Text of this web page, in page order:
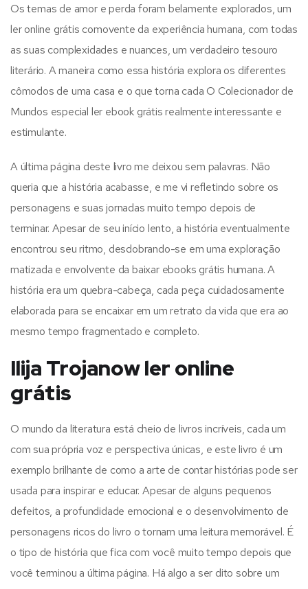
Os temas de amor e perda foram belamente explorados, um
ler online grátis comovente da experiência humana, com todas
as suas complexidades e nuances, um verdadeiro tesouro
literário. A maneira como essa história explora os diferentes
cômodos de uma casa e o que torna cada O Colecionador de
Mundos especial ler ebook grátis realmente interessante e
estimulante.
A última página deste livro me deixou sem palavras. Não
queria que a história acabasse, e me vi refletindo sobre os
personagens e suas jornadas muito tempo depois de
terminar. Apesar de seu início lento, a história eventualmente
encontrou seu ritmo, desdobrando-se em uma exploração
matizada e envolvente da baixar ebooks grátis humana. A
história era um quebra-cabeça, cada peça cuidadosamente
elaborada para se encaixar em um retrato da vida que era ao
mesmo tempo fragmentado e completo.
Ilija Trojanow ler online
grátis
O mundo da literatura está cheio de livros incríveis, cada um
com sua própria voz e perspectiva únicas, e este livro é um
exemplo brilhante de como a arte de contar histórias pode ser
usada para inspirar e educar. Apesar de alguns pequenos
defeitos, a profundidade emocional e o desenvolvimento de
personagens ricos do livro o tornam uma leitura memorável. É
o tipo de história que fica com você muito tempo depois que
você terminou a última página. Há algo a ser dito sobre um